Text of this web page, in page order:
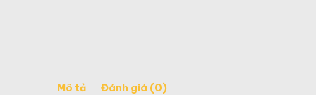
Mô tả Đánh giá (0)